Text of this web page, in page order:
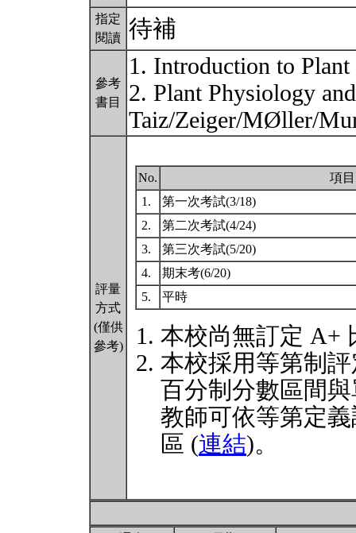
指定
閱讀 待補
參考
書目
1. Introduction to
2. Plant Physiology
Taiz/Zeiger/MØller/
評量
方式
(僅供
參考)
No.
項目
1.
第一次考試(3/18)
2.
第二次考試(4/24)
3.
第三次考試(5/20)
4.
期末考(6/20)
5.
平時
本校尚無訂定 A+
本校採用等第制
百分制分數區間
教師可依等第定
區 (連結)。